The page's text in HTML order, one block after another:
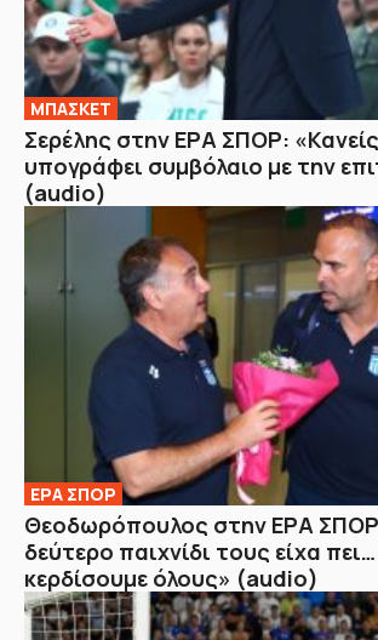
ΜΠΑΣΚΕΤ
Σερέλης στην ΕΡΑ ΣΠΟΡ:
υπογράφει συμβόλαιο με την
(audio)
ΕΡΑ ΣΠΟΡ
Θεοδωρόπουλος στην ΕΡΑ
δεύτερο παιχνίδι τους είχα
κερδίσουμε όλους» (audio)